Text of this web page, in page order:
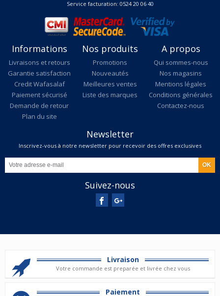
Service facturation: 0524 20 06 40
Informations
Livraisons et retours
Garantie satisfaction
Credit Wafasalaf
Paiement sécurisé
Demande de retour
Plan du site
Nos produits
Promotions
Nouveautés
Meilleures ventes
Liste des marques
A propos
Qui sommes-nous
Nos magasins
Mentions légales
Conditions générales
Contactez-nous
Newsletter
Inscrivez-vous à notre newsletter pour recevoir des offres exclusives
Suivez-nous
Livraison
Votre commande est preparée et livrée chez vous
Paiement